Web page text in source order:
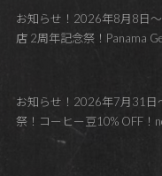
お知らせ！2026年8月8日
店 2周年記念祭！Panama
お知らせ！2026年7月31日
祭！コーヒー豆10% OFF！